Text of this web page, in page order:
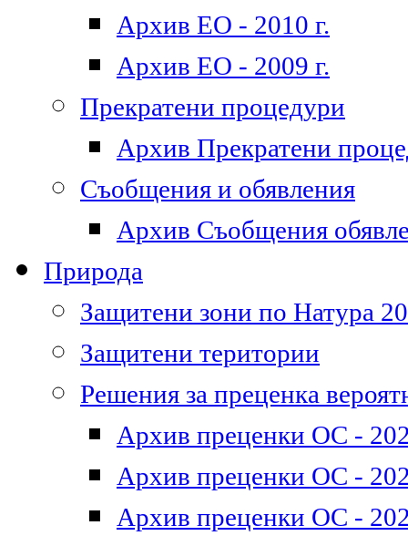
Архив ЕО - 2010 г.
Архив ЕО - 2009 г.
Прекратени процедури
Архив Прекратени
Съобщения и обявления
Архив Съобщения
Природа
Защитени зони по Натура
Защитени територии
Решения за преценка
Архив преценки ОС -
Архив преценки ОС -
Архив преценки ОС -